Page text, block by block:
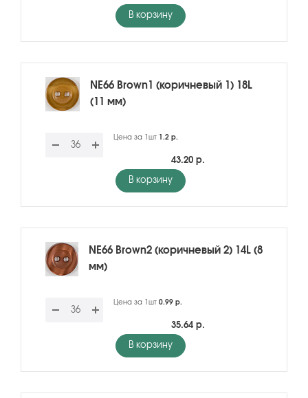
В корзину
NE66 Brown1 (коричневый 1) 18L
(11 мм)
Цена за 1шт 1.2 р.
43.20 р.
В корзину
NE66 Brown2 (коричневый 2) 14L (8
мм)
Цена за 1шт 0.99 р.
35.64 р.
В корзину